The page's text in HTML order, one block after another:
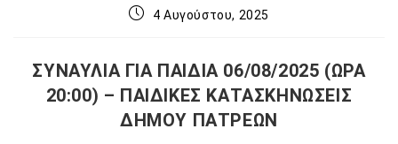
4 Αυγούστου, 2025
ΣΥΝΑΥΛΙΑ ΓΙΑ ΠΑΙΔΙΑ 06/08/2025 (ΩΡΑ
20:00) – ΠΑΙΔΙΚΕΣ ΚΑΤΑΣΚΗΝΩΣΕΙΣ
ΔΗΜΟΥ ΠΑΤΡΕΩΝ